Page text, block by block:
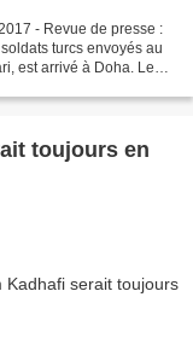
turcs envoyés au
est arrivé à Doha. Le
toujours en